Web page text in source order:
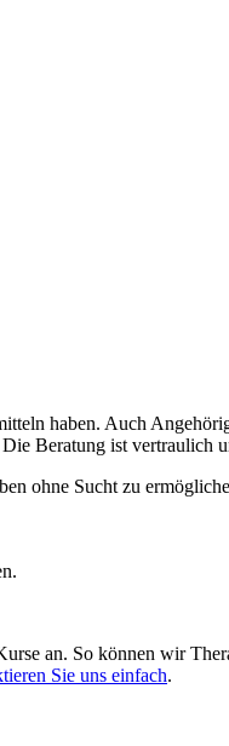
haben. Auch
Beratung ist vertraulich
ohne Sucht zu
an. So können wir
Sie uns einfach.